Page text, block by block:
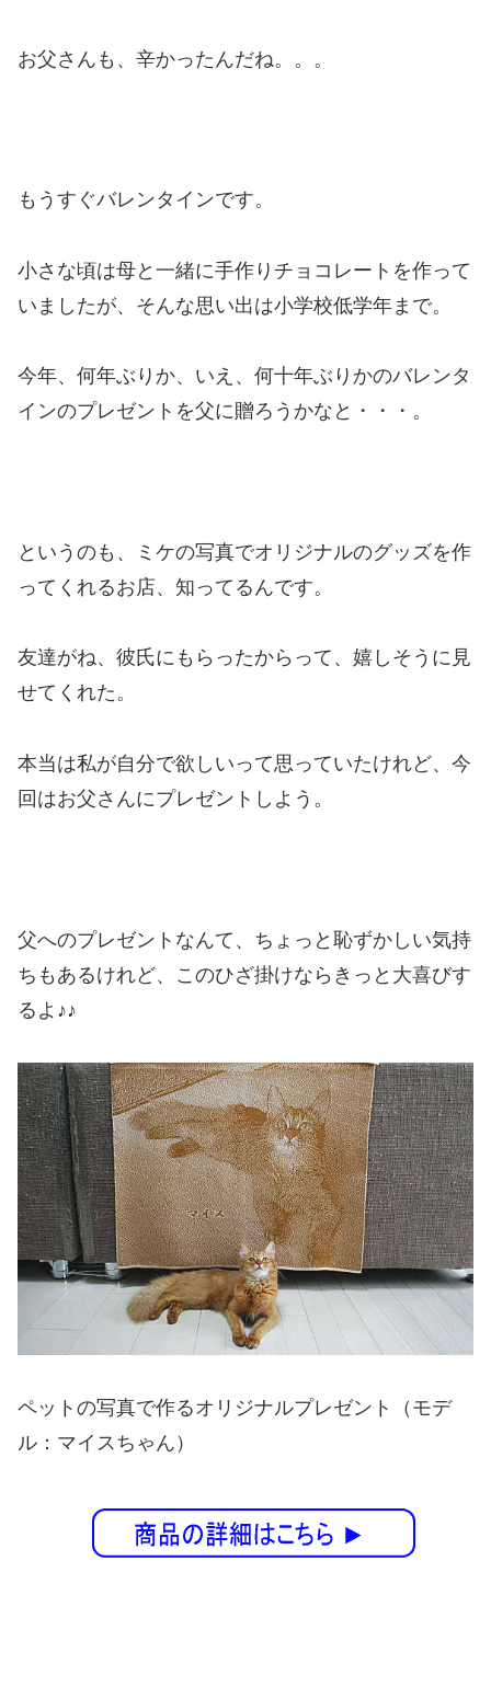
お父さんも、辛かったんだね。。。
もうすぐバレンタインです。
小さな頃は母と一緒に手作りチョコレートを作って
いましたが、そんな思い出は小学校低学年まで。
今年、何年ぶりか、いえ、何十年ぶりかのバレンタ
インのプレゼントを父に贈ろうかなと・・・。
というのも、ミケの写真でオリジナルのグッズを作
ってくれるお店、知ってるんです。
友達がね、彼氏にもらったからって、嬉しそうに見
せてくれた。
本当は私が自分で欲しいって思っていたけれど、今
回はお父さんにプレゼントしよう。
父へのプレゼントなんて、ちょっと恥ずかしい気持
ちもあるけれど、このひざ掛けならきっと大喜びす
るよ♪♪
ペットの写真で作るオリジナルプレゼント（モデ
ル：マイスちゃん）